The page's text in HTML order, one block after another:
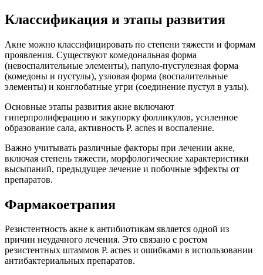
Классификация и этапы развития
Акне можно классифицировать по степени тяжести и формам
проявления. Существуют комедональная форма
(невоспалительные элементы), папуло-пустулезная форма
(комедоны и пустулы), узловая форма (воспалительные
элементы) и конглобатные угри (соединение пустул в узлы).
Основные этапы развития акне включают
гиперпролиферацию и закупорку фолликулов, усиленное
образование сала, активность P. acnes и воспаление.
Важно учитывать различные факторы при лечении акне,
включая степень тяжести, морфологические характеристики
высыпаний, предыдущее лечение и побочные эффекты от
препаратов.
Фармакоетрапия
Резистентность акне к антибиотикам является одной из
причин неудачного лечения. Это связано с ростом
резистентных штаммов P. acnes и ошибками в использовании
антибактериальных препаратов.